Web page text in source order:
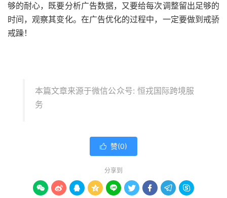
够的耐心，既要分析广告数据，又要给每次调整留出足够的
时间，观察其变化。在广告优化的过程中，一定要做到戒骄
戒躁！
本篇文章来源于微信公众号: 恒戎国际跨境服
务
 赞(0)
分享到
        